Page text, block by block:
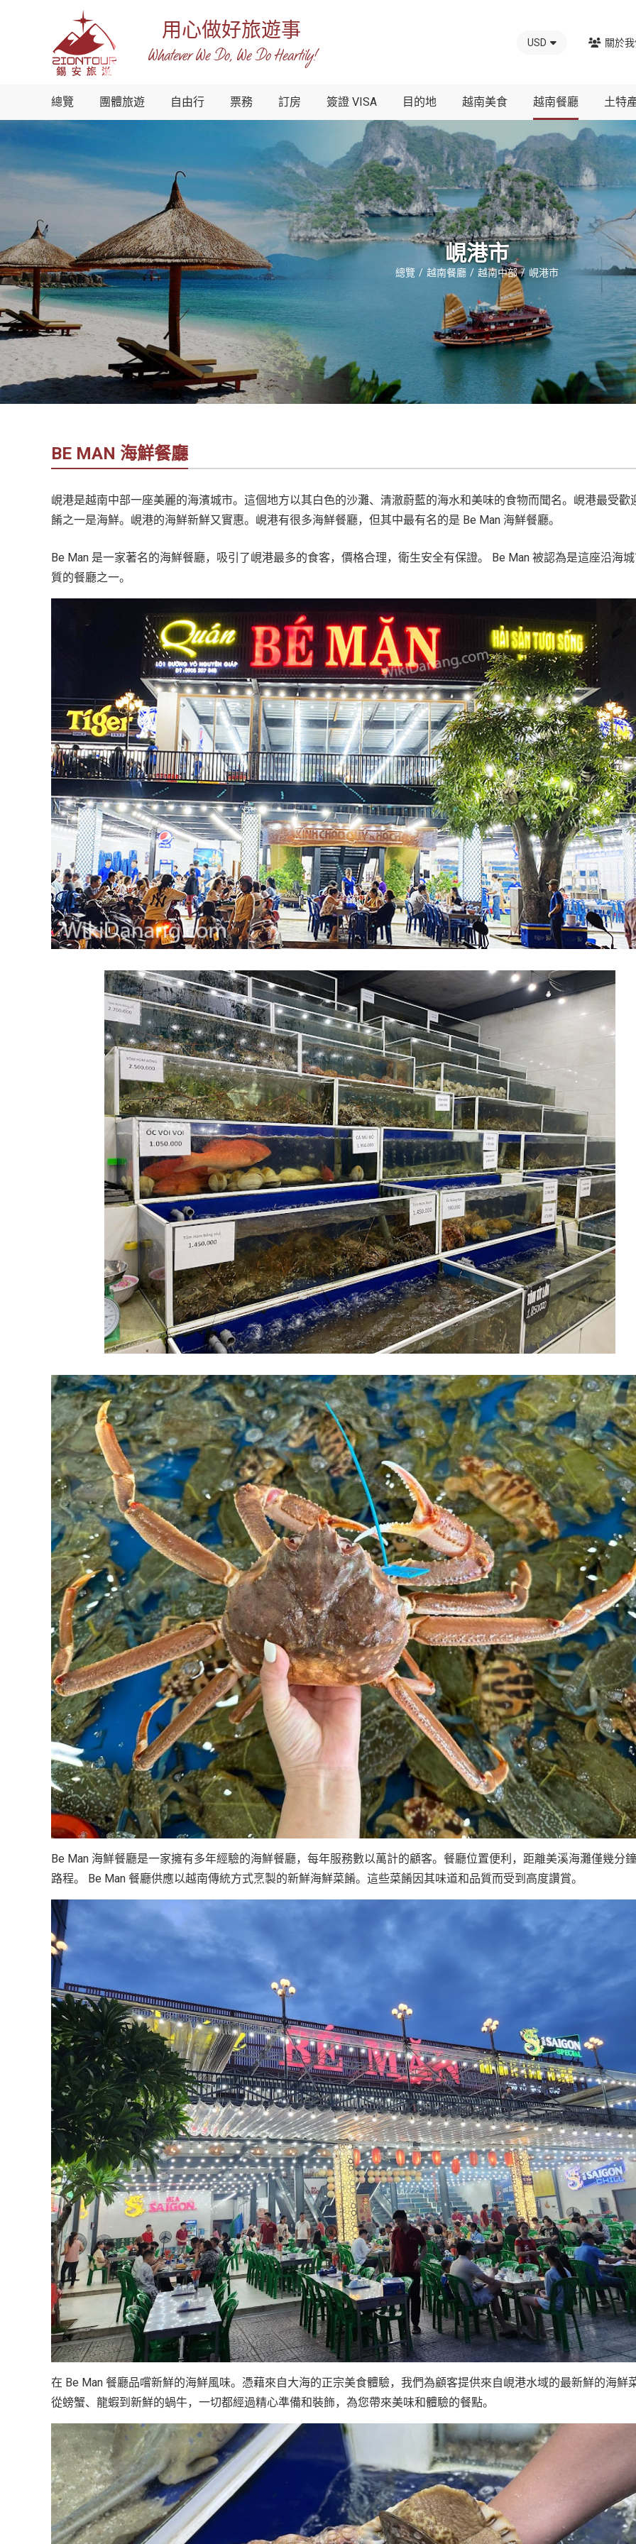
南
錫
際
-
越
南
地
社
錫
安
旅
您
越
最
的
合
作
旅
社
用心做好旅遊事
Whatever We Do, We Do Heartily!
USD 關於
總覽 團體旅遊 自由行 票務 訂房 簽證 VISA 目的地 越南美食 越南餐廳 土特
峴港市
總覽 越南餐廳 越南中部 峴港市
BE MAN 海鮮餐廳
峴港是越南中部一座美麗的海濱城市。這個地方以其白色的沙灘、清澈蔚藍的海水和美味的食物而聞名。峴港最受歡
餚之一是海鮮。峴港的海鮮新鮮又實惠。峴港有很多海鮮餐廳，但其中最有名的是 Be Man 海鮮餐廳。
Be Man 是一家著名的海鮮餐廳，吸引了峴港最多的食客，價格合理，衛生安全有保證。 Be Man 被認為是這座沿海
質的餐廳之一。
Be Man 海鮮餐廳是一家擁有多年經驗的海鮮餐廳，每年服務數以萬計的顧客。餐廳位置便利，距離美溪海灘僅幾分
路程。 Be Man 餐廳供應以越南傳統方式烹製的新鮮海鮮菜餚。這些菜餚因其味道和品質而受到高度讚賞。
在 Be Man 餐廳品嚐新鮮的海鮮風味。憑藉來自大海的正宗美食體驗，我們為顧客提供來自峴港水域的最新鮮的海鮮
從螃蟹、龍蝦到新鮮的蝸牛，一切都經過精心準備和裝飾，為您帶來美味和體驗的餐點。